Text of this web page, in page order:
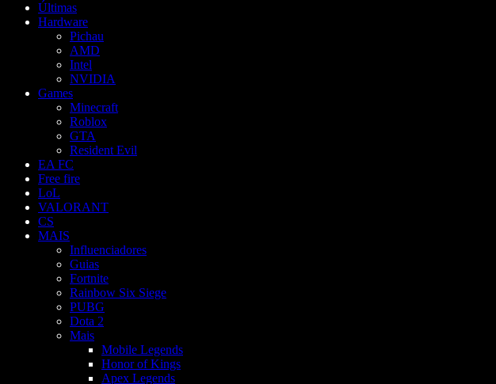
Últimas
Hardware
Pichau
AMD
Intel
NVIDIA
Games
Minecraft
Roblox
GTA
Resident Evil
EA FC
Free fire
LoL
VALORANT
CS
MAIS
Influenciadores
Guias
Fortnite
Rainbow Six Siege
PUBG
Dota 2
Mais
Mobile Legends
Honor of Kings
Apex Legends